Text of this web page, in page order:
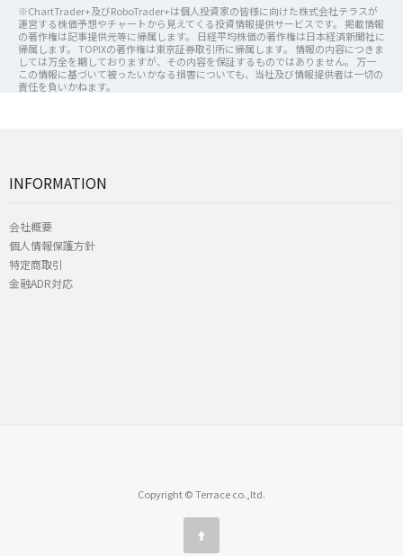
※ChartTrader+及びRoboTrader+は個人投資家の皆様に向けた株式会社テラスが
運営する株価予想やチャートから見えてくる投資情報提供サービスです。 掲載情報
の著作権は記事提供元等に帰属します。 日経平均株価の著作権は日本経済新聞社に
帰属します。 TOPIXの著作権は東京証券取引所に帰属します。 情報の内容につきま
しては万全を期しておりますが、その内容を保証するものではありません。 万一
この情報に基づいて被ったいかなる損害についても、当社及び情報提供者は一切の
責任を負いかねます。
INFORMATION
会社概要
個人情報保護方針
特定商取引
金融ADR対応
Copyright © Terrace co.,ltd.